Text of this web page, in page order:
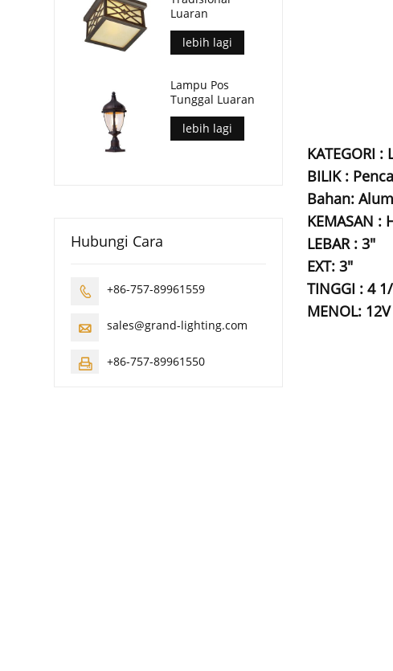
KATEGORI
BILIK :
Bahan:
KEMASAN :
LEBAR : 3"
EXT: 3"
TINGGI : 4
MENOL:
Luaran
lebih lagi
Lampu Pos
Tunggal Luaran
lebih lagi
Hubungi Cara
 +86-757-89961559
 sales@grand-lighting.com
 +86-757-89961550